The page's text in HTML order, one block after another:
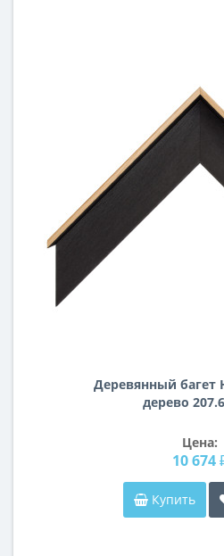
Деревянный багет
дерево
Цена:
10 674
Купить